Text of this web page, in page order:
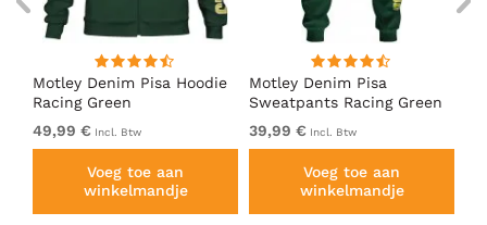
Motley Denim Pisa Hoodie
Racing Green
49,99 € Incl. Btw
Voeg toe aan
winkelmandje
Motley Denim Pisa
Sweatpants Racing Green
39,99 € Incl. Btw
Voeg toe aan
winkelmandje